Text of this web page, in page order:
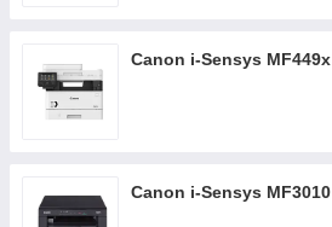
Canon i-Sensys MF449x
Canon i-Sensys MF3010